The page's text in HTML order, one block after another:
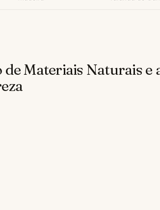
de Materiais Naturais e